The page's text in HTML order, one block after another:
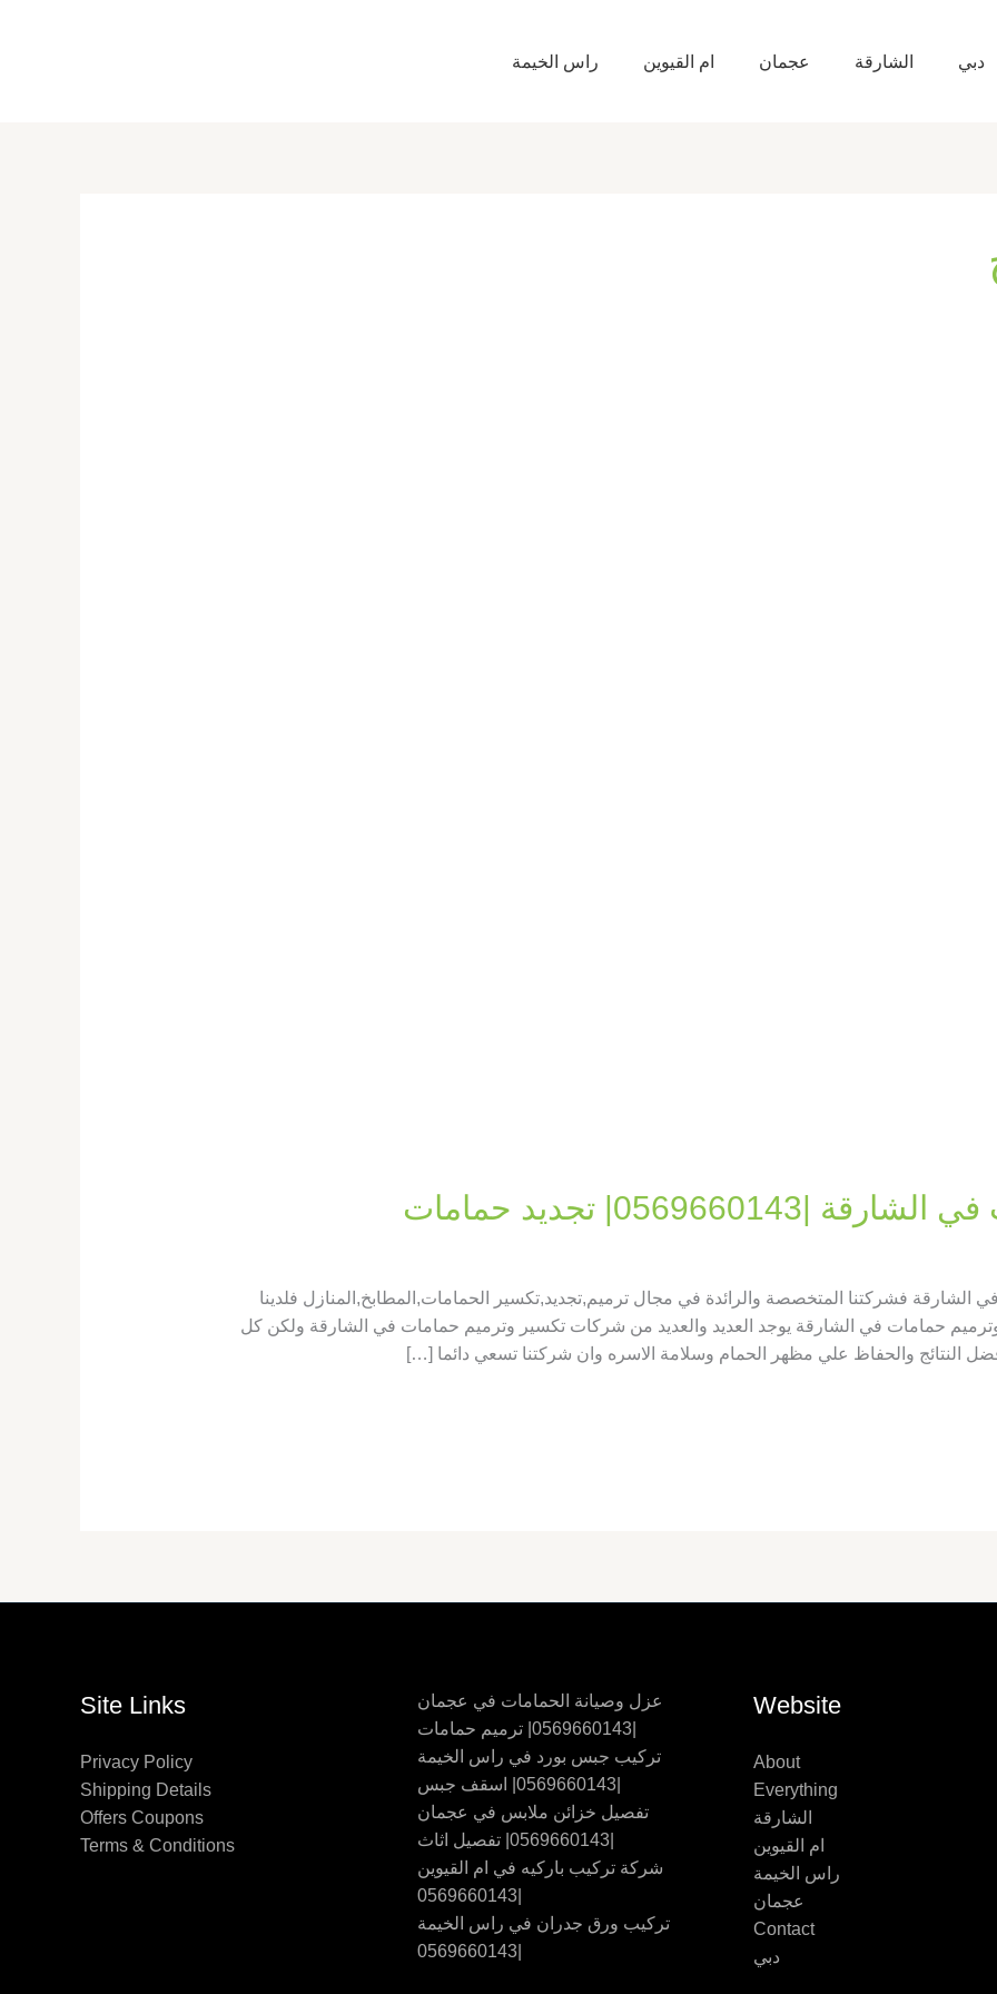
دبي الشارقة عجمان ام القيوين راس الخيمة
تجديد حمامات
فشركتنا المتخصصة والرائدة في مجال ترميم,تجديد,تكسير الحمامات,المطابخ,المنازل فلدينا
حمامات في الشارقة يوجد العديد والعديد من شركات تكسير وترميم حمامات في الشارقة ولكن كل
النتائج والحفاظ علي مظهر الحمام وسلامة الاسره وان شركتنا تسعي دائما […]
Website
About
Everything
الشارقة
ام القيوين
راس الخيمة
عجمان
Contact
دبي
عزل وصيانة الحمامات في عجمان
|0569660143| ترميم حمامات
تركيب جبس بورد في راس الخيمة
|0569660143| اسقف جبس
تفصيل خزائن ملابس في عجمان
|0569660143| تفصيل اثاث
شركة تركيب باركيه في ام القيوين
|0569660143
تركيب ورق جدران في راس الخيمة
|0569660143
Site Links
Privacy Policy
Shipping Details
Offers Coupons
Terms & Conditions